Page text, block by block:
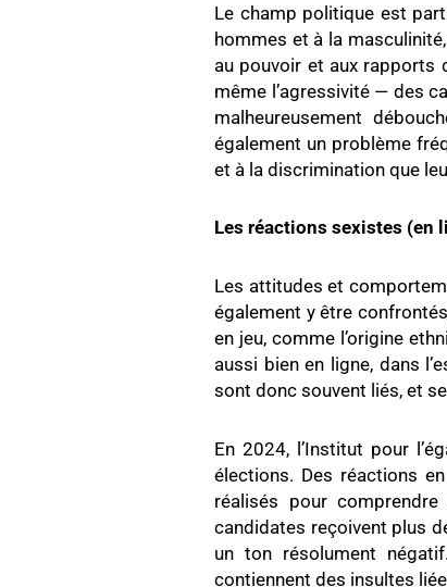
Le champ politique est
hommes et à la
au pouvoir et aux rapports
même l’agressivité — des
malheureusement
également un problème
et à la discrimination que
Les réactions sexistes (en
Les attitudes et
également y être
en jeu, comme l’origine
aussi bien en ligne, dans
sont donc souvent liés, et
En 2024, l’Institut pour
élections. Des réactions
réalisés pour
candidates reçoivent plus
un ton résolument
contiennent des insultes